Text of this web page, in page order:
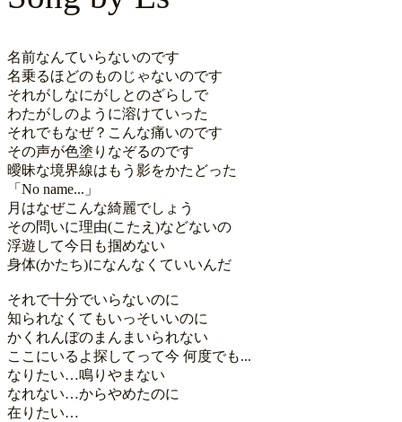
名前なんていらないのです
名乗るほどのものじゃないのです
それがしなにがしとのざらしで
わたがしのように溶けていった
それでもなぜ？こんな痛いのです
その声が色塗りなぞるのです
曖昧な境界線はもう影をかたどった
「No name...」
月はなぜこんな綺麗でしょう
その問いに理由(こたえ)などないの
浮遊して今日も掴めない
身体(かたち)になんなくていいんだ
それで十分でいらないのに
知られなくてもいっそいいのに
かくれんぼのまんまいられない
ここにいるよ探してって今 何度でも...
なりたい…鳴りやまない
なれない…からやめたのに
在りたい…